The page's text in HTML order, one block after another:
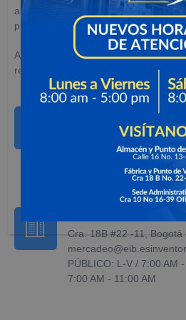
altamente capacitado, que garantiza
productos fabricados y
Atendemos el sector comercial,
residencial y la construcción e
Cra. 12 #16-81, Bogotá
PÚBLICO: L-V / 8:00 AM -
Sábados / 8:00 AM - 1:00
Cra. 18B #22 -11,
PÚBLICO: L-V / 7:00 AM
7:00 AM - 11:00 AM